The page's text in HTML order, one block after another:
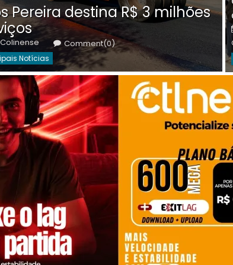
Pereira destina R$ 3 milhões
Comment(0)
Notícias